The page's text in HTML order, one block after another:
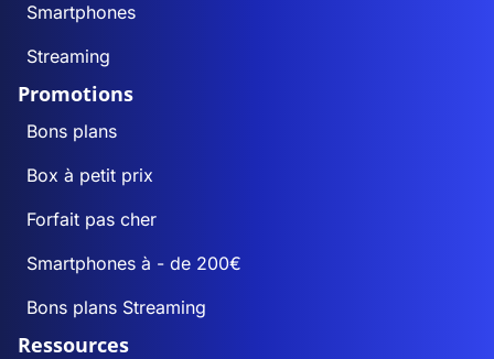
Smartphones
Streaming
Promotions
Bons plans
Box à petit prix
Forfait pas cher
Smartphones à - de 200€
Bons plans Streaming
Ressources